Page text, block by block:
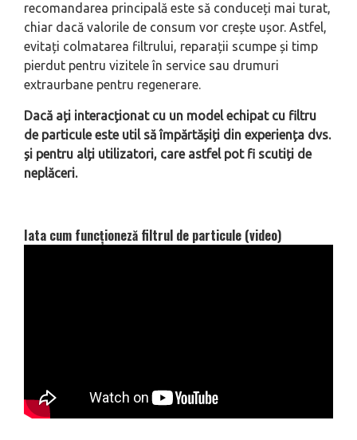
recomandarea principală este să conduceți mai turat,
chiar dacă valorile de consum vor crește ușor. Astfel,
evitați colmatarea filtrului, reparații scumpe și timp
pierdut pentru vizitele în service sau drumuri
extraurbane pentru regenerare.
Dacă ați interacționat cu un model echipat cu filtru
de particule este util să împărtășiți din experiența dvs.
și pentru alți utilizatori, care astfel pot fi scutiți de
neplăceri.
Iata cum funcționeză filtrul de particule (video)